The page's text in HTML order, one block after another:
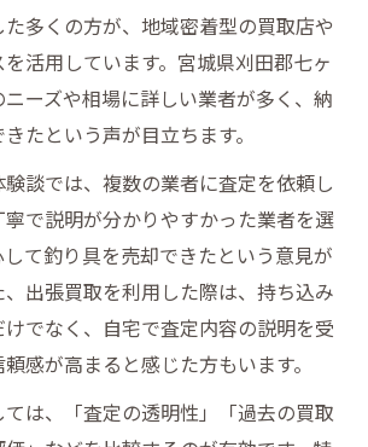
多くの方が、地域密着型の買取店や
活用しています。宮城県刈田郡七ヶ
ーズや相場に詳しい業者が多く、納
たという声が目立ちます。
談では、複数の業者に査定を依頼し
で説明が分かりやすかった業者を選
て釣り具を売却できたという意見が
出張買取を利用した際は、持ち込み
でなく、自宅で査定内容の説明を受
感が高まると感じた方もいます。
は、「査定の透明性」「過去の買取